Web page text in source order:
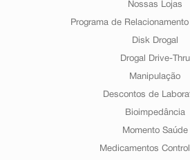
Nossas Lojas
Programa de
Disk Drogal
Drogal Drive-Thru
Manipulação
Descontos de
Bioimpedância
Momento Saúde
Medicamentos